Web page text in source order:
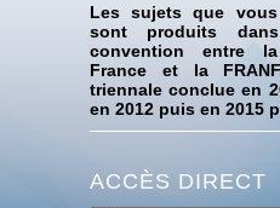
Les sujets que
sont produits
convention entre
France et la
triennale conclue en
en 2012 puis en 2015
ACCÈS DIRECT